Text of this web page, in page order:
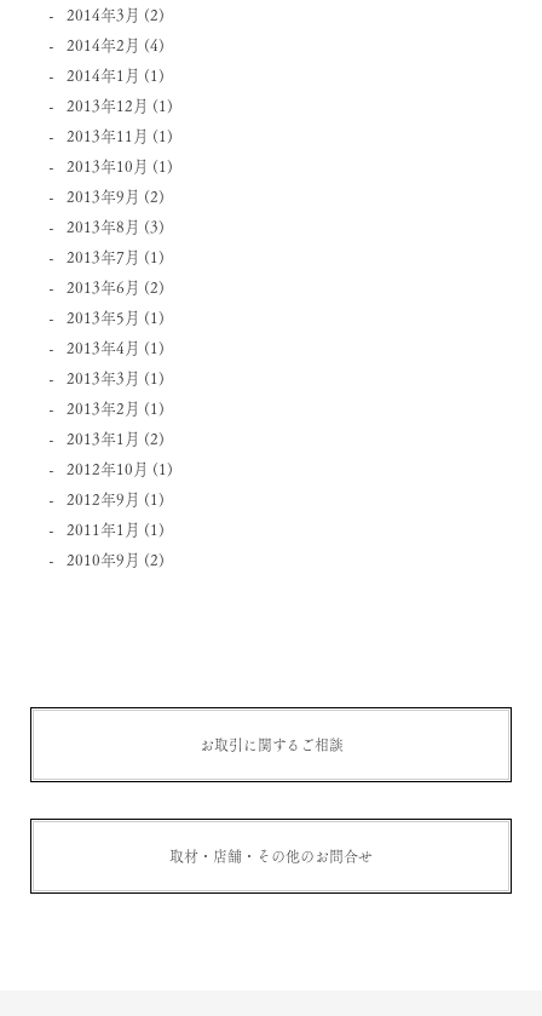
2014年3月 (2)
2014年2月 (4)
2014年1月 (1)
2013年12月 (1)
2013年11月 (1)
2013年10月 (1)
2013年9月 (2)
2013年8月 (3)
2013年7月 (1)
2013年6月 (2)
2013年5月 (1)
2013年4月 (1)
2013年3月 (1)
2013年2月 (1)
2013年1月 (2)
2012年10月 (1)
2012年9月 (1)
2011年1月 (1)
2010年9月 (2)
お取引に関するご相談
取材・店舗・その他のお問合せ